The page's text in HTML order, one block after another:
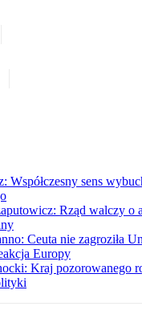
Współczesny sens
Rząd walczy o
Ceuta nie zagroziła
Europy
Kraj pozorowanego